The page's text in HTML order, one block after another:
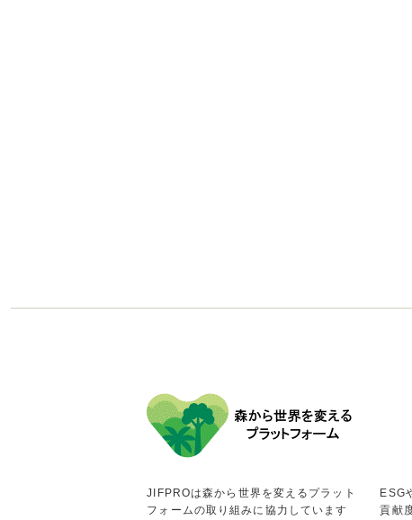
JIFPROは森から世界を変えるプラット
フォームの取り組みに協力しています
ESG
貢献